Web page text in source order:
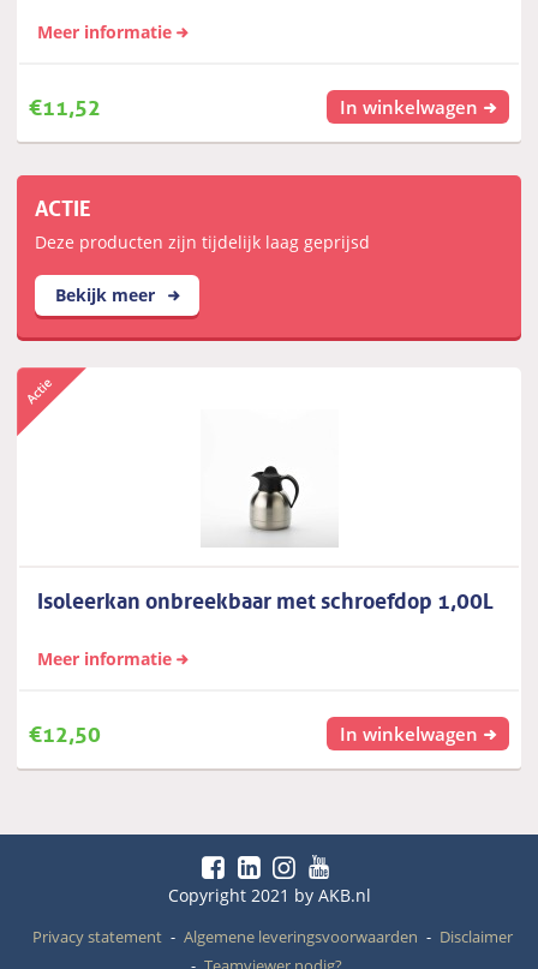
Meer informatie
€11,52 In winkelwagen
ACTIE
Deze producten zijn tijdelijk laag geprijsd
Bekijk meer
Isoleerkan onbreekbaar met schroefdop 1,00L
Meer informatie
€12,50 In winkelwagen
Copyright 2021 by AKB.nl
Privacy statement Algemene leveringsvoorwaarden
Disclaimer